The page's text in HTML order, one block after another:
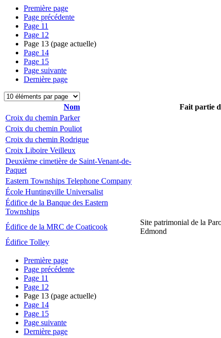
Première page
Page précédente
Page 11
Page 12
Page 13 (page actuelle)
Page 14
Page 15
Page suivante
Dernière page
Nom
Fait partie
Croix du chemin Parker
Croix du chemin Pouliot
Croix du chemin Rodrigue
Croix Liboire Veilleux
Deuxième cimetière de Saint-Venant-de-
Paquet
Eastern Townships Telephone Company
École Huntingville Universalist
Édifice de la Banque des Eastern
Townships
Édifice de la MRC de Coaticook
Site patrimonial de la
Edmond
Édifice Tolley
Première page
Page précédente
Page 11
Page 12
Page 13 (page actuelle)
Page 14
Page 15
Page suivante
Dernière page